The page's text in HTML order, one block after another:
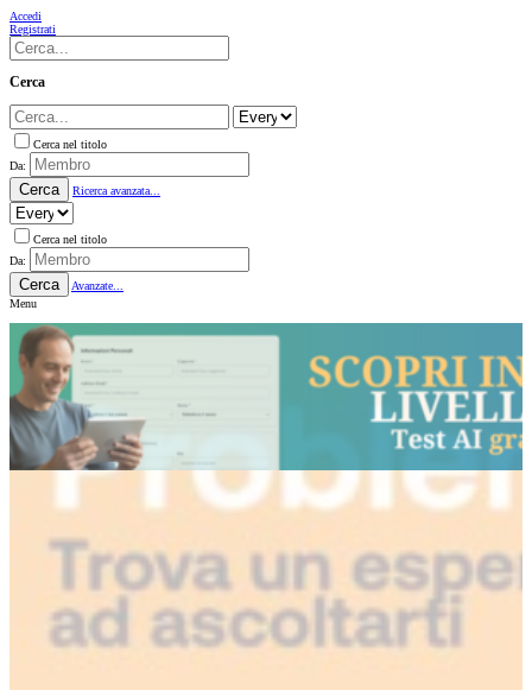
Accedi
Registrati
Cerca
Cerca nel titolo
Da:
Cerca Ricerca avanzata...
Cerca nel titolo
Da:
Cerca
Avanzate...
Menu